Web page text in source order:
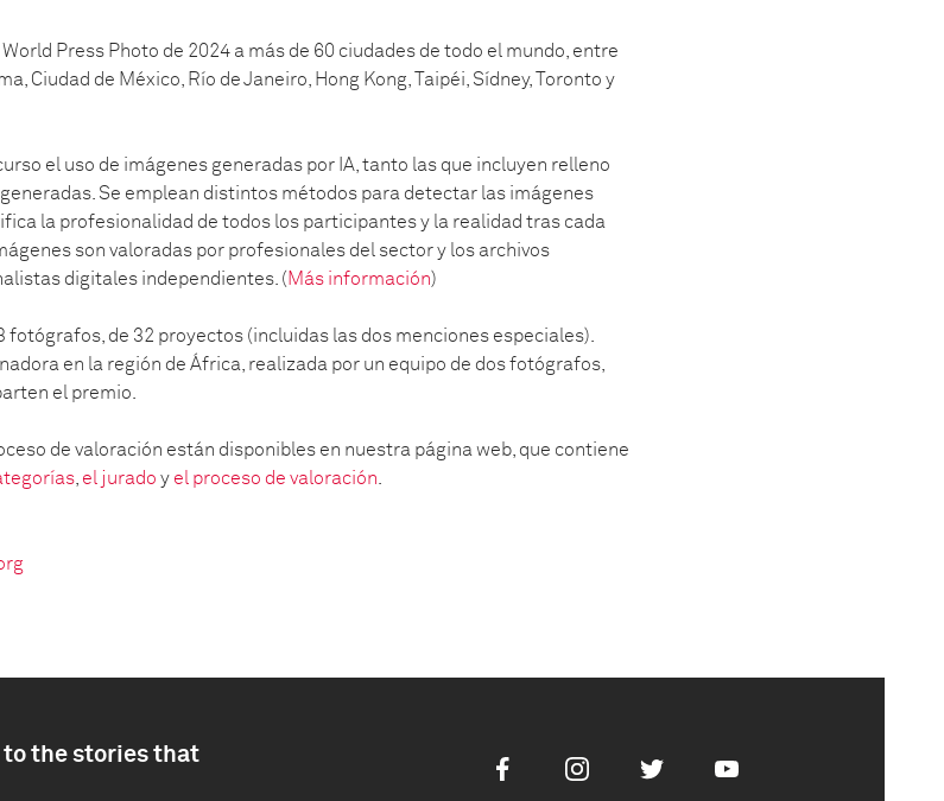
Press Photo de 2024 a más de 60 ciudades de todo el mundo, entre
Ciudad de México, Río de Janeiro, Hong Kong, Taipéi, Sídney, Toronto y
el uso de imágenes generadas por IA, tanto las que incluyen relleno
Se emplean distintos métodos para detectar las imágenes
la profesionalidad de todos los participantes y la realidad tras cada
son valoradas por profesionales del sector y los archivos
digitales independientes. (Más información)
fotógrafos, de 32 proyectos (incluidas las dos menciones especiales).
en la región de África, realizada por un equipo de dos fotógrafos,
el premio.
de valoración están disponibles en nuestra página web, que contiene
, el jurado y el proceso de valoración.
the stories that
FacebookInstagramTwitter Youtube